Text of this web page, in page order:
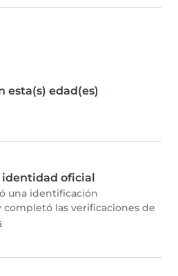
esta(s) edad(es)
oficial
una identificación
las verificaciones de